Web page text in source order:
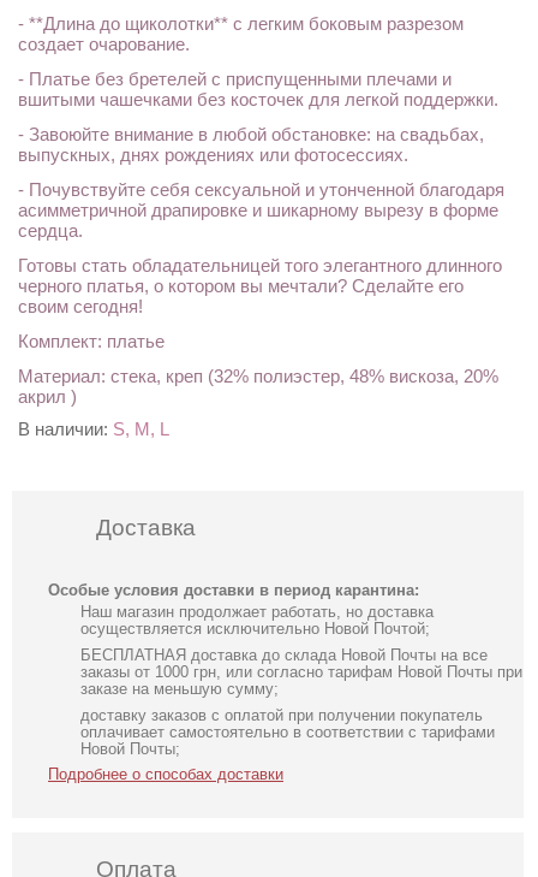
- **Длина до щиколотки** с легким боковым разрезом
создает очарование.
- Платье без бретелей с приспущенными плечами и
вшитыми чашечками без косточек для легкой поддержки.
- Завоюйте внимание в любой обстановке: на свадьбах,
выпускных, днях рождениях или фотосессиях.
- Почувствуйте себя сексуальной и утонченной благодаря
асимметричной драпировке и шикарному вырезу в форме
сердца.
Готовы стать обладательницей того элегантного длинного
черного платья, о котором вы мечтали? Сделайте его
своим сегодня!
Комплект: платье
Материал: стека, креп (32% полиэстер, 48% вискоза, 20%
акрил )
В наличии: S, M, L
Доставка
Особые условия доставки в период карантина:
Наш магазин продолжает работать, но доставка
осуществляется исключительно Новой Почтой;
БЕСПЛАТНАЯ доставка до склада Новой Почты на все
заказы от 1000 грн, или согласно тарифам Новой Почты при
заказе на меньшую сумму;
доставку заказов с оплатой при получении покупатель
оплачивает самостоятельно в соответствии с тарифами
Новой Почты;
Подробнее о способах доставки
Оплата